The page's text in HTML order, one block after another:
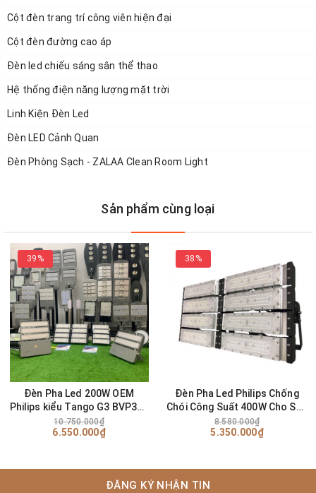
Ứng dụng : Nhà máy, nhà kho, sảnh lớn, siêu thị…
--------------------
Thương hiệu đèn chiếu sáng Philips luôn nằm trong top đầu thế
trường Việt, Công ty Cổ phần ZALAA Việt Nam hân hạnh giới
những thông tin cần thiết để quý khách hàng hiểu rõ hơn về các
model thiết bị!
1. Đặc điểm và ứng dụng của đèn pha LED COB Philips
OEM
Cột đèn trang trí công viên hiện đại
Cột đèn đường cao áp
Đèn led chiếu sáng sân thể thao
Hệ thống điện năng lượng mặt trời
Linh Kiện Đèn Led
Đèn LED Cảnh Quan
Đèn Phòng Sạch - ZALAA Clean Room Light
Sản phẩm cùng loại
39%
Đèn Pha Led 200W OEM
Philips kiểu Tango G3 BVP382
Cho bóng đá mini
10.750.000₫
6.550.000₫
38%
Đèn Pha Led Philips Chống
Chói Công Suất 400W Cho Sân
Tennis Hàng Cao Cấp Mã Sản
Phẩm ZPMD-400P
8.580.000₫
5.350.000₫
ĐĂNG KÝ NHẬN TIN